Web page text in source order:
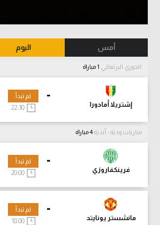
أمس اليوم
الدوري البرتغالي
-
إشتريلا أمادورا
لم تبدأ
مباريات ودية - أندية
-
فرينكفاروزي
لم تبدأ
-
مانشستر يونايتد
لم تبدأ
18:00